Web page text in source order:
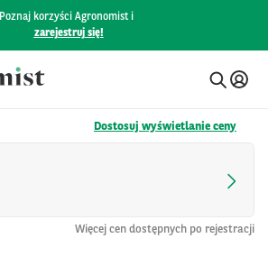
Poznaj korzyści Agronomist i
zarejestruj się!
Dostosuj wyświetlanie ceny
Więcej cen dostępnych po rejestracji